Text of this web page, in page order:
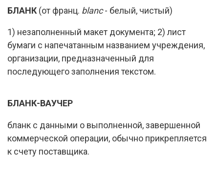
БЛАНК (от франц. blanc- белый, чистый)
1) незаполненный макет документа; 2) лист
бумаги с напечатанным названием учреждения,
организации, предназначенный для
последующего заполнения текстом.
БЛАНК-ВАУЧЕР
бланк с данными о выполненной, завершенной
коммерческой операции, обычно прикрепляется
к счету поставщика.